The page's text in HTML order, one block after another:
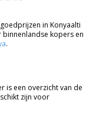
in Konyaalti
kopers en
.
is een overzicht van de
zijn voor